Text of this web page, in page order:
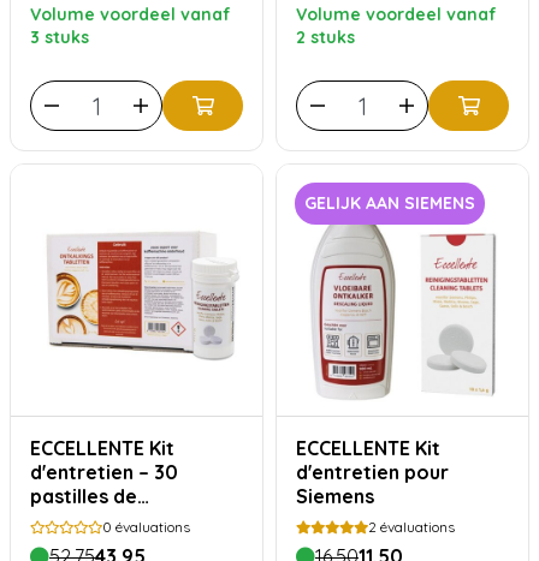
Volume voordeel vanaf
3 stuks
Volume voordeel vanaf
2 stuks
ECCELLENTE Kit
d'entretien – 30
pastilles de
détartrage + 30
pastilles de nettoyage
0 évaluations
52,7543,95
GELIJK AAN SIEMENS
ECCELLENTE Kit
d'entretien pour
Siemens
2 évaluations
16,5011,50